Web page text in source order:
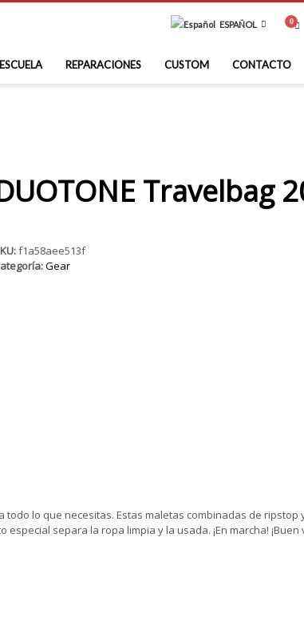
ESPAÑOL
ESCUELA REPARACIONES CUSTOM CONTACTO
Travelbag
f1a58aee513f
Gear
lo que necesitas. Estas maletas combinadas de ripstop
separa la ropa limpia y la usada. ¡En marcha! ¡Buen